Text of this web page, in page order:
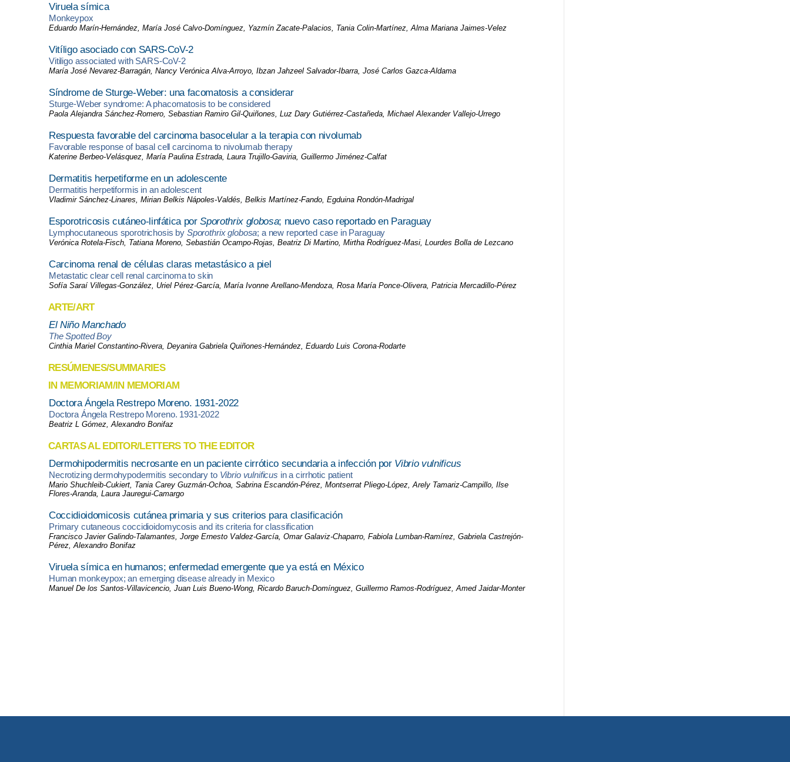
Viruela símica
Monkeypox
Eduardo Marín-Hernández, María José Calvo-Domínguez, Yazmín Zacate-Palacios, Tania Colin-Martínez, Alma Mariana Jaimes-Velez
Vitíligo asociado con SARS-CoV-2
Vitiligo associated with SARS-CoV-2
María José Nevarez-Barragán, Nancy Verónica Alva-Arroyo, Ibzan Jahzeel Salvador-Ibarra, José Carlos Gazca-Aldama
Síndrome de Sturge-Weber: una facomatosis a considerar
Sturge-Weber syndrome: A phacomatosis to be considered
Paola Alejandra Sánchez-Romero, Sebastian Ramiro Gil-Quiñones, Luz Dary Gutiérrez-Castañeda, Michael Alexander Vallejo-Urrego
Respuesta favorable del carcinoma basocelular a la terapia con nivolumab
Favorable response of basal cell carcinoma to nivolumab therapy
Katerine Berbeo-Velásquez, María Paulina Estrada, Laura Trujillo-Gaviria, Guillermo Jiménez-Calfat
Dermatitis herpetiforme en un adolescente
Dermatitis herpetiformis in an adolescent
Vladimir Sánchez-Linares, Mirian Belkis Nápoles-Valdés, Belkis Martínez-Fando, Egduina Rondón-Madrigal
Esporotricosis cutáneo-linfática porSporothrix globosa; nuevo caso reportado en Paraguay
Lymphocutaneous sporotrichosis by Sporothrix globosa; a new reported case in Paraguay
Verónica Rotela-Fisch, Tatiana Moreno, Sebastián Ocampo-Rojas, Beatriz Di Martino, Mirtha Rodríguez-Masi, Lourdes Bolla de Lezcano
Carcinoma renal de células claras metastásico a piel
Metastatic clear cell renal carcinoma to skin
Sofía Saraí Villegas-González, Uriel Pérez-García, María Ivonne Arellano-Mendoza, Rosa María Ponce-Olivera, Patricia Mercadillo-Pérez
ARTE/ART
El Niño Manchado
The Spotted Boy
Cinthia Mariel Constantino-Rivera, Deyanira Gabriela Quiñones-Hernández, Eduardo Luis Corona-Rodarte
RESÚMENES/SUMMARIES
IN MEMORIAM/IN MEMORIAM
Doctora Ángela Restrepo Moreno. 1931-2022
Doctora Ángela Restrepo Moreno. 1931-2022
Beatriz L Gómez, Alexandro Bonifaz
CARTAS AL EDITOR/LETTERS TO THE EDITOR
Dermohipodermitis necrosante en un paciente cirrótico secundaria a infección por Vibrio vulnificus
Necrotizing dermohypodermitis secondary to Vibrio vulnificus in a cirrhotic patient
Mario Shuchleib-Cukiert, Tania Carey Guzmán-Ochoa, Sabrina Escandón-Pérez, Montserrat Pliego-López, Arely Tamariz-Campillo, Ilse
Flores-Aranda, Laura Jauregui-Camargo
Coccidioidomicosis cutánea primaria y sus criterios para clasificación
Primary cutaneous coccidioidomycosis and its criteria for classification
Francisco Javier Galindo-Talamantes, Jorge Ernesto Valdez-García, Omar Galaviz-Chaparro, Fabiola Lumban-Ramírez, Gabriela Castrejón-
Pérez, Alexandro Bonifaz
Viruela símica en humanos; enfermedad emergente que ya está en México
Human monkeypox; an emerging disease already in Mexico
Manuel De los Santos-Villavicencio, Juan Luis Bueno-Wong, Ricardo Baruch-Domínguez, Guillermo Ramos-Rodríguez, Amed Jaidar-Monter